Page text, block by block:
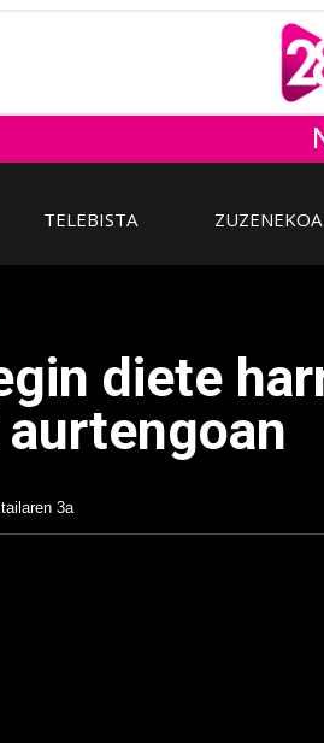
TELEBISTA ZUZENEKOA
diete
3a